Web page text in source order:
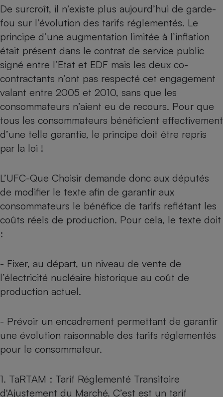
De surcroît, il n’existe plus aujourd’hui de garde-
fou sur l’évolution des tarifs réglementés. Le
principe d’une augmentation limitée à l’inflation
était présent dans le contrat de service public
signé entre l’Etat et EDF mais les deux co-
contractants n’ont pas respecté cet engagement
valant entre 2005 et 2010, sans que les
consommateurs n’aient eu de recours. Pour que
tous les consommateurs bénéficient effectivement
d’une telle garantie, le principe doit être repris
par la loi !
L’UFC-Que Choisir demande donc aux députés
de modifier le texte afin de garantir aux
consommateurs le bénéfice de tarifs reflétant les
coûts réels de production. Pour cela, le texte doit
:
- Fixer, au départ, un niveau de vente de
l’électricité nucléaire historique au coût de
production actuel.
- Prévoir un encadrement permettant de garantir
une évolution raisonnable des tarifs réglementés
pour le consommateur.
1. TaRTAM : Tarif Réglementé Transitoire
d'Ajustement du Marché. C’est est un tarif
Robot ménager